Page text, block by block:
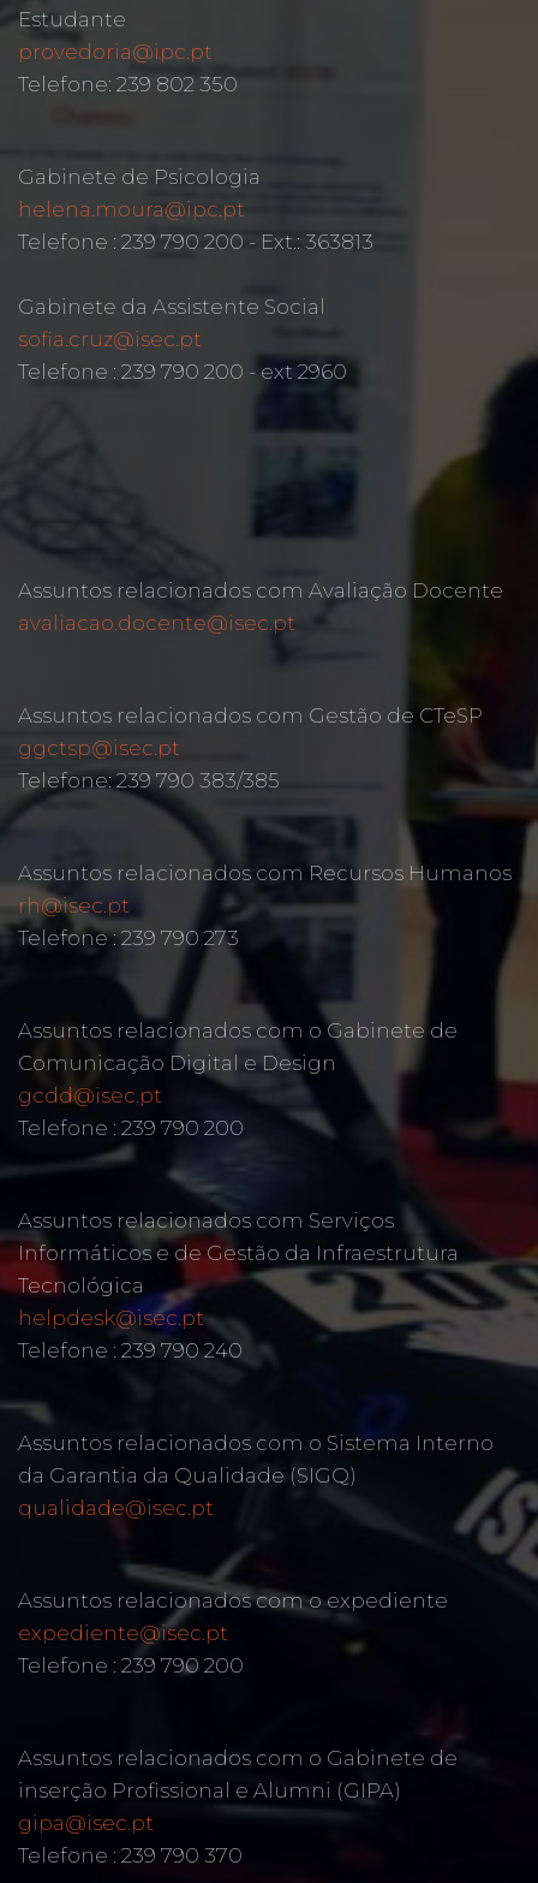
Estudante
provedoria@ipc.pt
Telefone: 239 802 350
Gabinete de Psicologia
helena.moura@ipc.pt
Telefone : 239 790 200 - Ext.: 363813
Gabinete da Assistente Social
sofia.cruz@isec.pt
Telefone : 239 790 200 - ext 2960
Assuntos relacionados com Avaliação Docente
avaliacao.docente@isec.pt
Assuntos relacionados com Gestão de CTeSP
ggctsp@isec.pt
Telefone: 239 790 383/385
Assuntos relacionados com Recursos Humanos
rh@isec.pt
Telefone : 239 790 273
Assuntos relacionados com o Gabinete de
Comunicação Digital e Design
gcdd@isec.pt
Telefone : 239 790 200
Assuntos relacionados com Serviços
Informáticos e de Gestão da Infraestrutura
Tecnológica
helpdesk@isec.pt
Telefone : 239 790 240
Assuntos relacionados com o Sistema Interno
da Garantia da Qualidade (SIGQ)
qualidade@isec.pt
Assuntos relacionados com o expediente
expediente@isec.pt
Telefone : 239 790 200
Assuntos relacionados com o Gabinete de
inserção Profissional e Alumni (GIPA)
gipa@isec.pt
Telefone : 239 790 370